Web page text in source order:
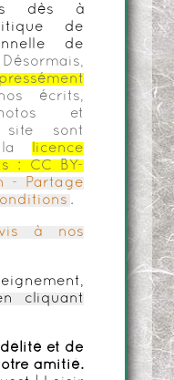
dès à
de
de
Désormais,
écrits,
et
site sont
la
licence
:
CC BY-
- Partage
.
à nos
cliquant
et de
amitié.